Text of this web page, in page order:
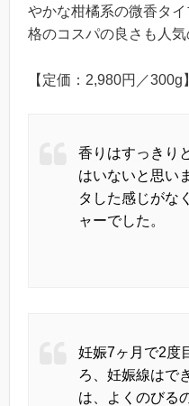
やかな柑橘系の微香タ
格のコスパの良さも人気
【定価：2,980円／300g】
香りはすっきり
はいないと思い
タした感じがな
ャーでした。
妊娠7ヶ月で2度
ろ、妊娠線はで
は、よくのびる